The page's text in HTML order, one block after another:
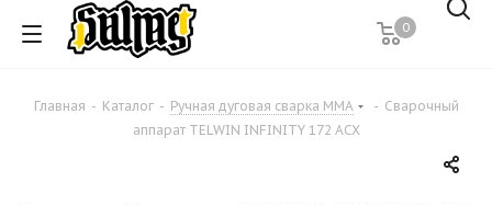
0
Главная - Каталог - Ручная дуговая сварка MMA - Сварочный
аппарат TELWIN INFINITY 172 ACX